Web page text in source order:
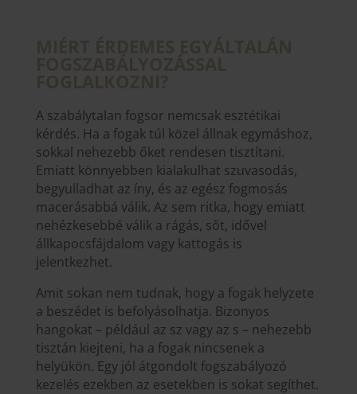
A szabálytalan fogsor nemcsak esztétikai
kérdés. Ha a fogak túl közel állnak egymáshoz,
sokkal nehezebb őket rendesen tisztítani.
Emiatt könnyebben kialakulhat szuvasodás,
begyulladhat az íny, és az egész fogmosás
macerásabbá válik. Az sem ritka, hogy emiatt
nehézkesebbé válik a rágás, sőt, idővel
állkapocsfájdalom vagy kattogás is
jelentkezhet.
Amit sokan nem tudnak, hogy a fogak helyzete
a beszédet is befolyásolhatja. Bizonyos
hangokat – például az sz vagy az s – nehezebb
tisztán kiejteni, ha a fogak nincsenek a
helyükön. Egy jól átgondolt fogszabályozó
kezelés ezekben az esetekben is sokat segíthet.